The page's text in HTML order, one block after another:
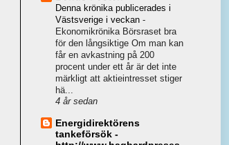
Denna krönika publicerades i
Västsverige i veckan -
Ekonomikrönika Börsraset bra
för den långsiktige Om man kan
får en avkastning på 200
procent under ett år är det inte
märkligt att aktieintresset stiger
hä...
4 år sedan
Energidirektörens
tankeförsök -